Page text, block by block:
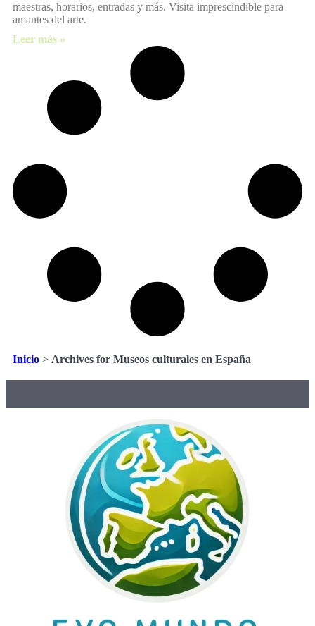
maestras, horarios, entradas y más. Visita imprescindible para
amantes del arte.
Leer más »
Inicio > Archives for Museos culturales en España